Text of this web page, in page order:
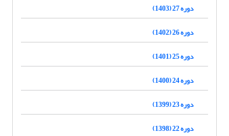
دوره 27 (1403)
دوره 26 (1402)
دوره 25 (1401)
دوره 24 (1400)
دوره 23 (1399)
دوره 22 (1398)